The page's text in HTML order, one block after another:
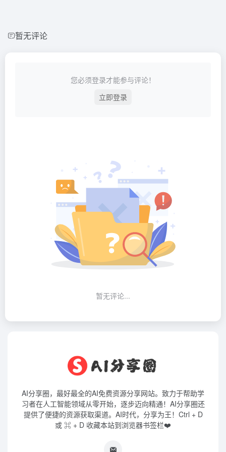
暂无评论
您必须登录才能参与评论！
立即登录
暂无评论...
AI分享圈，最好最全的AI免费资源分享网站。致力于帮助学
习者在人工智能领域从零开始，逐步迈向精通！AI分享圈还
提供了便捷的资源获取渠道。AI时代，分享为王！Ctrl + D
或 ⌘ + D 收藏本站到浏览器书签栏❤️